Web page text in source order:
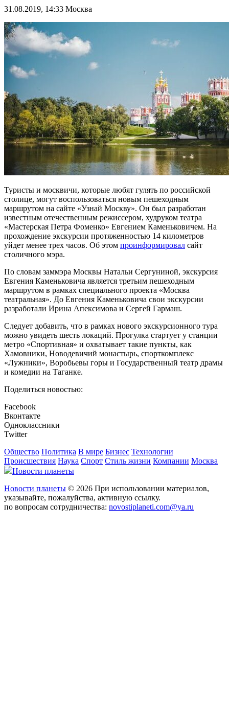
31.08.2019, 14:33 Москва
Туристы и москвичи, которые любят гулять по российской
столице, могут воспользоваться новым пешеходным
маршрутом на сайте «Узнай Москву». Он был разработан
известным отечественным режиссером, худруком театра
«Мастерская Петра Фоменко» Евгением Каменьковичем. На
прохождение экскурсии протяженностью 14 километров
уйдет менее трех часов. Об этом проинформировал сайт
столичного мэра.
По словам заммэра Москвы Натальи Сергуниной, экскурсия
Евгения Каменьковича является третьим пешеходным
маршрутом в рамках специального проекта «Москва
театральная». До Евгения Каменьковича свои экскурсии
разработали Ирина Апексимова и Сергей Гармаш.
Следует добавить, что в рамках нового экскурсионного тура
можно увидеть шесть локаций. Прогулка стартует у станции
метро «Спортивная» и охватывает такие пункты, как
Хамовники, Новодевичий монастырь, спорткомплекс
«Лужники», Воробьевы горы и Государственный театр драмы
и комедии на Таганке.
Поделиться новостью:
Facebook
Вконтакте
Одноклассники
Twitter
Общество Политика В мире Бизнес Технологии
Происшествия Наука Спорт Стиль жизни Компании Москва
Новости планеты
Новости планеты © 2026 При использовании материалов,
указывайте, пожалуйства, активную ссылку.
по вопросам сотрудничества: novostiplaneti.com@ya.ru